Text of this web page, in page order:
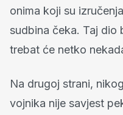
onima koji su
sudbina čeka. Taj dio
trebat će netko
Na drugoj strani,
vojnika nije savjest